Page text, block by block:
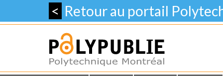
< Retour au portail